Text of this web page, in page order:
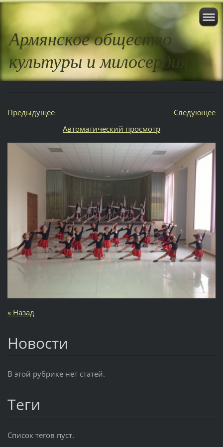
Армянское общество
культуры и милосердия
Предыдущее
Следующее
Aвтоматический просмотр
« Назад
Новости
В этой рубрике нет статей.
Теги
Список тегов пуст.